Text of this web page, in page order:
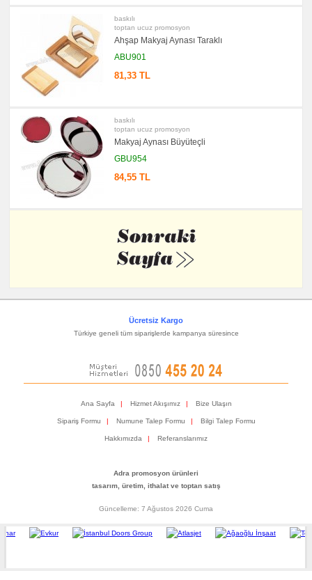
baskılı
toptan ucuz promosyon
Ahşap Makyaj Aynası Taraklı
ABU901
81,33 TL
baskılı
toptan ucuz promosyon
Makyaj Aynası Büyüteçli
GBU954
84,55 TL
Ücretsiz Kargo
Türkiye geneli tüm siparişlerde kampanya süresince
Ana Sayfa | Hizmet Akışımız | Bize Ulaşın
Sipariş Formu | Numune Talep Formu | Bilgi Talep Formu
Hakkımızda | Referanslarımız
Adra promosyon ürünleri
tasarım, üretim, ithalat ve toptan satış
Güncelleme: 7 Ağustos 2026 Cuma